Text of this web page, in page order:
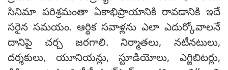
సినిమా పరిశ్రమంతా ఏకాభిప్రాయానికి రావడానికి ఇదే
సరైన సమయం. ఆర్థిక సవాళ్లను ఎలా ఎదుర్కోవాలనే
దానిపై చర్చ జరగాలి. నిర్మాతలు, నటీనటులు,
దర్శకులు, యూనియన్లు, స్టూడియోలు, ఎగ్జిబిటర్లు,